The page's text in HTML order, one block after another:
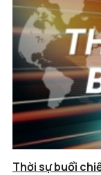
Thời sự buổi